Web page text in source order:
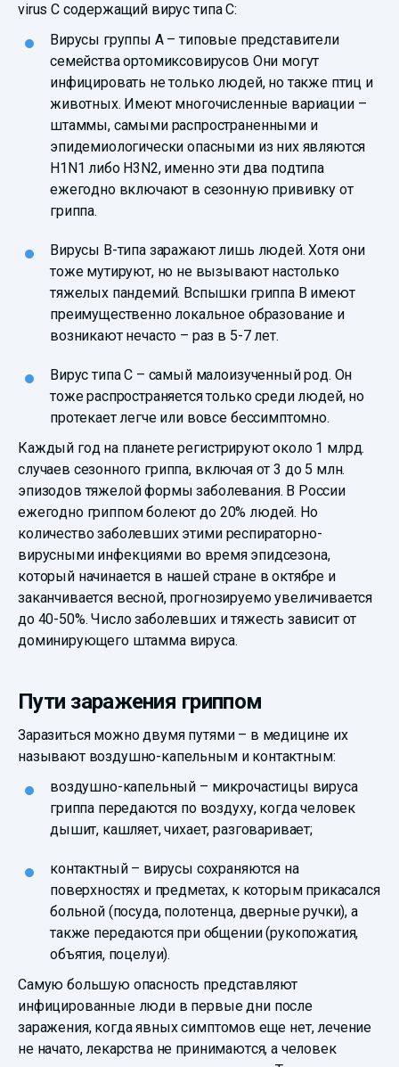
virus С содержащий вирус типа С:
Вирусы группы А – типовые представители
семейства ортомиксовирусов Они могут
инфицировать не только людей, но также птиц и
животных. Имеют многочисленные вариации –
штаммы, самыми распространенными и
эпидемиологически опасными из них являются
H1N1 либо H3N2, именно эти два подтипа
ежегодно включают в сезонную прививку от
гриппа.
Вирусы В-типа заражают лишь людей. Хотя они
тоже мутируют, но не вызывают настолько
тяжелых пандемий. Вспышки гриппа B имеют
преимущественно локальное образование и
возникают нечасто – раз в 5-7 лет.
Вирус типа C – самый малоизученный род. Он
тоже распространяется только среди людей, но
протекает легче или вовсе бессимптомно.
Каждый год на планете регистрируют около 1 млрд.
случаев сезонного гриппа, включая от 3 до 5 млн.
эпизодов тяжелой формы заболевания. В России
ежегодно гриппом болеют до 20% людей. Но
количество заболевших этими респираторно-
вирусными инфекциями во время эпидсезона,
который начинается в нашей стране в октябре и
заканчивается весной, прогнозируемо увеличивается
до 40-50%. Число заболевших и тяжесть зависит от
доминирующего штамма вируса.
Пути заражения гриппом
Заразиться можно двумя путями – в медицине их
называют воздушно-капельным и контактным:
воздушно-капельный – микрочастицы вируса
гриппа передаются по воздуху, когда человек
дышит, кашляет, чихает, разговаривает;
контактный – вирусы сохраняются на
поверхностях и предметах, к которым прикасался
больной (посуда, полотенца, дверные ручки), а
также передаются при общении (рукопожатия,
объятия, поцелуи).
Самую большую опасность представляют
инфицированные люди в первые дни после
заражения, когда явных симптомов еще нет, лечение
не начато, лекарства не принимаются, а человек